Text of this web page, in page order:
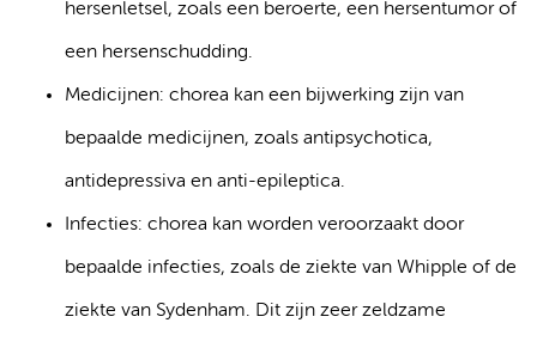
hersenletsel, zoals een beroerte, een hersentumor of
een hersenschudding.
Medicijnen: chorea kan een bijwerking zijn van
bepaalde medicijnen, zoals antipsychotica,
antidepressiva en anti-epileptica.
Infecties: chorea kan worden veroorzaakt door
bepaalde infecties, zoals de ziekte van Whipple of de
ziekte van Sydenham. Dit zijn zeer zeldzame